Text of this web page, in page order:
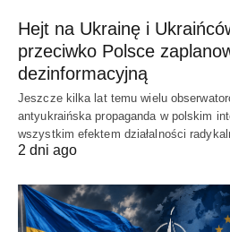
Hejt na Ukrainę i
przeciwko Polsce
dezinformacyjną
Jeszcze kilka lat temu wielu
antyukraińska propaganda w polskim
wszystkim efektem działalności
2 dni ago